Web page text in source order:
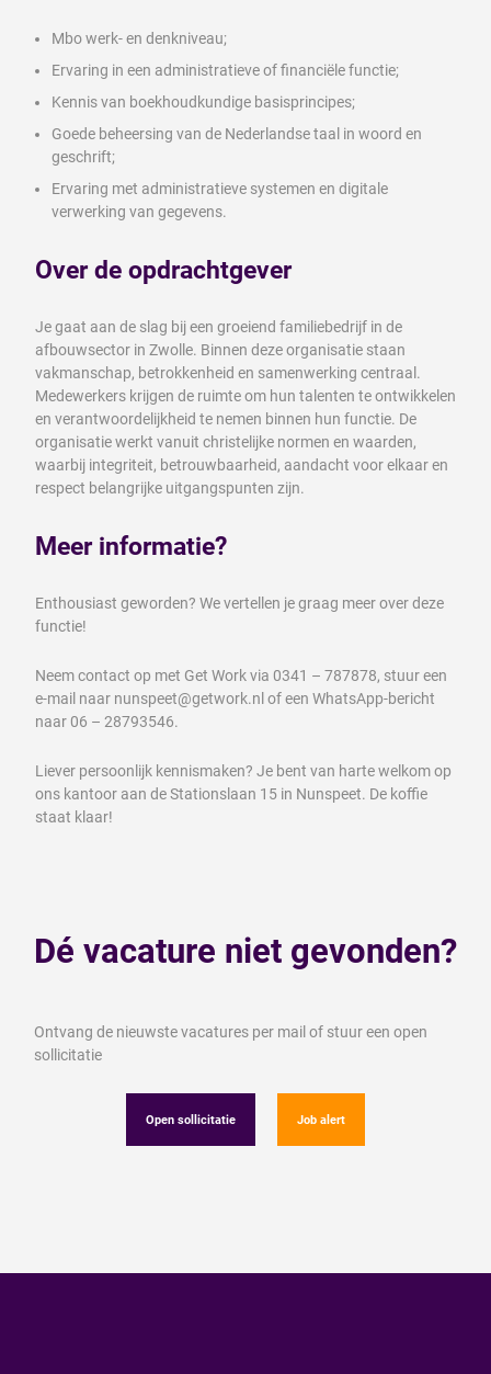
Mbo werk- en denkniveau;
Ervaring in een administratieve of financiële functie;
Kennis van boekhoudkundige basisprincipes;
Goede beheersing van de Nederlandse taal in woord en
geschrift;
Ervaring met administratieve systemen en digitale
verwerking van gegevens.
Over de opdrachtgever
Je gaat aan de slag bij een groeiend familiebedrijf in de
afbouwsector in Zwolle. Binnen deze organisatie staan
vakmanschap, betrokkenheid en samenwerking centraal.
Medewerkers krijgen de ruimte om hun talenten te ontwikkelen
en verantwoordelijkheid te nemen binnen hun functie. De
organisatie werkt vanuit christelijke normen en waarden,
waarbij integriteit, betrouwbaarheid, aandacht voor elkaar en
respect belangrijke uitgangspunten zijn.
Meer informatie?
Enthousiast geworden? We vertellen je graag meer over deze
functie!
Neem contact op met Get Work via 0341 – 787878, stuur een
e-mail naar nunspeet@getwork.nl of een WhatsApp-bericht
naar 06 – 28793546.
Liever persoonlijk kennismaken? Je bent van harte welkom op
ons kantoor aan de Stationslaan 15 in Nunspeet. De koffie
staat klaar!
Dé vacature niet gevonden?
Ontvang de nieuwste vacatures per mail of stuur een open
sollicitatie
Open sollicitatie Job alert